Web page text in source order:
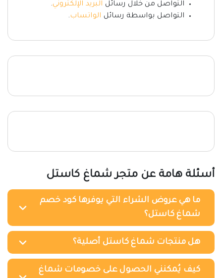
التواصل من خلال رسائل البريد الإلكتروني.
التواصل بواسطة رسائل الواتساب.
أسئلة هامة عن متجر شماغ كاستل
ما هي عروض الشراء التي يوفرها كود خصم
شماغ كاستل؟
هل منتجات شماغ كاستل أصلية؟
كيف يُمكنني الحصول على خصومات شماغ